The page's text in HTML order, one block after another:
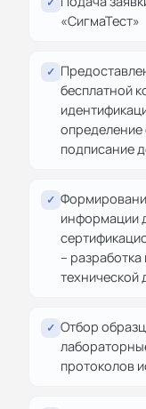
«СигмаТест»
✓
бесплатной
определение
подписание
✓
информации
–
технической
✓ Отбор
протоколов